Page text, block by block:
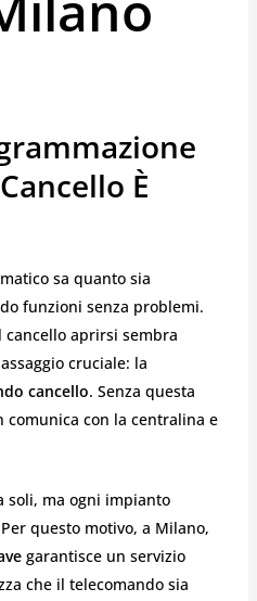
È
sa quanto sia
funzioni senza problemi.
cancello aprirsi sembra
cruciale: la
cancello. Senza questa
con la centralina e
soli, ma ogni impianto
questo motivo, a Milano,
garantisce un servizio
che il telecomando sia